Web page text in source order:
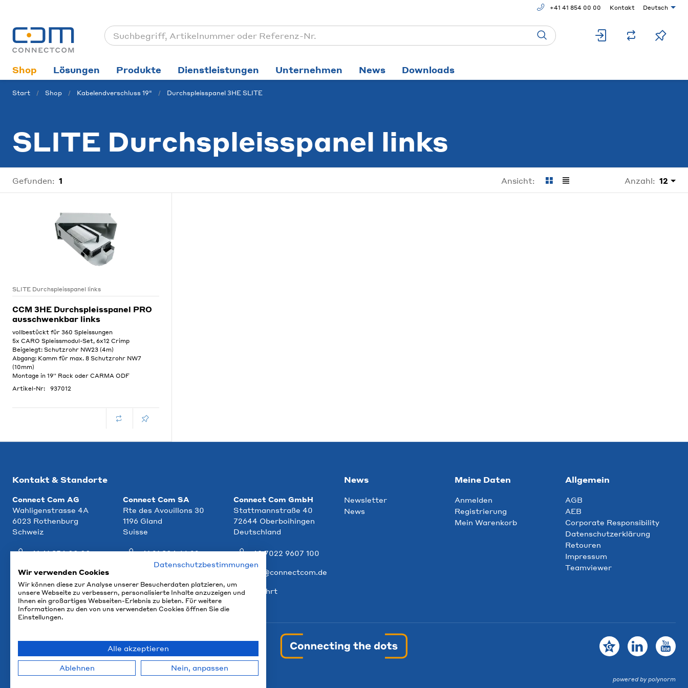
+41 41 854 00 00 Kontakt Deutsch
Shop Lösungen Produkte Dienstleistungen Unternehmen News Downloads
Start Shop Kabelendverschluss 19" Durchspleisspanel 3HE SLITE
SLITE Durchspleisspanel links
Gefunden: 1 Ansicht: Anzahl: 12
SLITE Durchspleisspanel links
CCM 3HE Durchspleisspanel PRO
ausschwenkbar links
vollbestückt für 360 Spleissungen
5x CARO Spleissmodul-Set, 6x12 Crimp
Beigelegt: Schutzrohr NW23 (4m)
Abgang: Kamm für max. 8 Schutzrohr NW7
(10mm)
Montage in 19'' Rack oder CARMA ODF
Artikel-Nr:
937012
Kontakt & Standorte
Connect Com AG
Wahligenstrasse 4A
6023 Rothenburg
Schweiz
+41 41 854 00 00
info@ccm.ch
Anfahrt
Connect Com SA
Rte des Avouillons 30
1196 Gland
Suisse
+41 21 804 66 22
Anfahrt
Connect Com GmbH
Stattmannstraße 40
72644 Oberboihingen
Deutschland
+49 7022 9607 100
info@connectcom.de
Anfahrt
News
Newsletter
News
Meine Daten
Anmelden
Registrierung
Mein Warenkorb
Allgemein
AGB
AEB
Corporate Responsibility
Datenschutzerklärung
Retouren
Impressum
Teamviewer
powered by polynorm
Datenschutzbestimmungen
Wir verwenden Cookies
Wir können diese zur Analyse unserer Besucherdaten platzieren, um
unsere Webseite zu verbessern, personalisierte Inhalte anzuzeigen und
Ihnen ein großartiges Webseiten-Erlebnis zu bieten. Für weitere
Informationen zu den von uns verwendeten Cookies öffnen Sie die
Einstellungen.
Alle akzeptieren
Ablehnen Nein, anpassen